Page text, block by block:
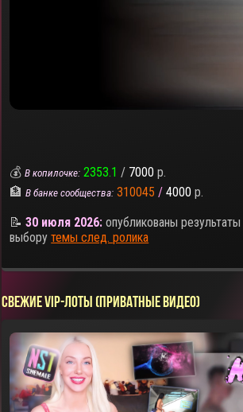
💰В копилочке: 2353.1 / 7000 р.
🏦В банке сообщества: 310045 / 4000 р.
📝30 июля 2026: опубликованы
выборутемы след. ролика
СВЕЖИЕ VIP-ЛОТЫ (ПРИВАТНЫЕ ВИДЕО)